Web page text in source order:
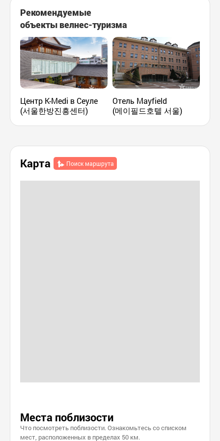
Рекомендуемые
объекты велнес-туризма
Центр K-Medi в Сеуле
(서울한방진흥센터)
Отель Mayfield
(메이필드호텔 서울)
Карта Поиск маршрута
Места поблизости
Что посмотреть поблизости. Ознакомьтесь со списком
мест, расположенных в пределах 50 км.